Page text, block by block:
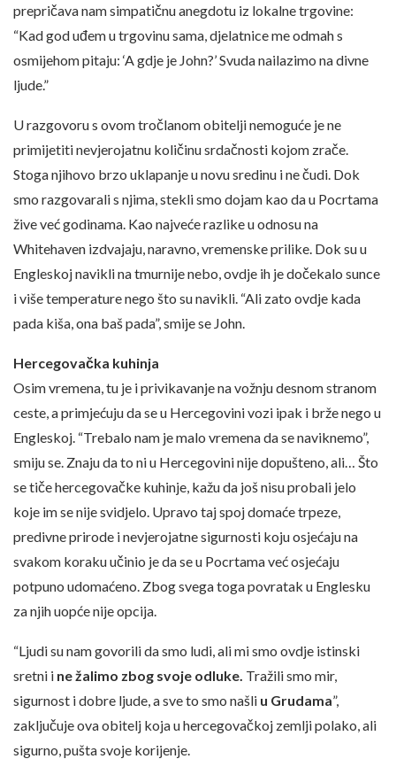
prepričava nam simpatičnu anegdotu iz lokalne trgovine:
“Kad god uđem u trgovinu sama, djelatnice me odmah s
osmijehom pitaju: ‘A gdje je John?’ Svuda nailazimo na divne
ljude.”
U razgovoru s ovom tročlanom obitelji nemoguće je ne
primijetiti nevjerojatnu količinu srdačnosti kojom zrače.
Stoga njihovo brzo uklapanje u novu sredinu i ne čudi. Dok
smo razgovarali s njima, stekli smo dojam kao da u Pocrtama
žive već godinama. Kao najveće razlike u odnosu na
Whitehaven izdvajaju, naravno, vremenske prilike. Dok su u
Engleskoj navikli na tmurnije nebo, ovdje ih je dočekalo sunce
i više temperature nego što su navikli. “Ali zato ovdje kada
pada kiša, ona baš pada”, smije se John.
Hercegovačka kuhinja
Osim vremena, tu je i privikavanje na vožnju desnom stranom
ceste, a primjećuju da se u Hercegovini vozi ipak i brže nego u
Engleskoj. “Trebalo nam je malo vremena da se naviknemo”,
smiju se. Znaju da to ni u Hercegovini nije dopušteno, ali… Što
se tiče hercegovačke kuhinje, kažu da još nisu probali jelo
koje im se nije svidjelo. Upravo taj spoj domaće trpeze,
predivne prirode i nevjerojatne sigurnosti koju osjećaju na
svakom koraku učinio je da se u Pocrtama već osjećaju
potpuno udomaćeno. Zbog svega toga povratak u Englesku
za njih uopće nije opcija.
“Ljudi su nam govorili da smo ludi, ali mi smo ovdje istinski
sretni i ne žalimo zbog svoje odluke. Tražili smo mir,
sigurnost i dobre ljude, a sve to smo našli u Grudama”,
zaključuje ova obitelj koja u hercegovačkoj zemlji polako, ali
sigurno, pušta svoje korijenje.